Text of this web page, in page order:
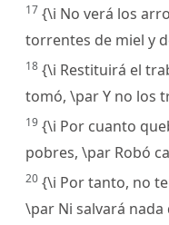
17 {\i No verá los
torrentes de miel y
18 {\i Restituirá el
tomó, \par Y no los
19 {\i Por cuanto
pobres, \par Robó
20 {\i Por tanto, no
\par Ni salvará